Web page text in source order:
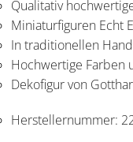
Qualitativ
Miniaturfiguren Echt
In traditionellen
Hochwertige Farben
Dekofigur von
Herstellernummer: